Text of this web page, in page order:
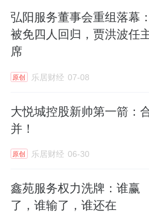
面对荣誉，赵艳颖表现得
属于整个团队的，更是属
他们的参与和支持，物业
“陌邻变睦邻”，这五个字
年工作最好的概括。
刚入职时，赵艳颖面对的
事纠纷却不少。
弘阳服务董事会重组落幕：
被免四人回归，贾洪波任
席
原创 乐居财经 07-08
大悦城控股新帅第一箭：
并！
原创 乐居财经 06-30
鑫苑服务权力洗牌：谁赢
了，谁输了，谁还在